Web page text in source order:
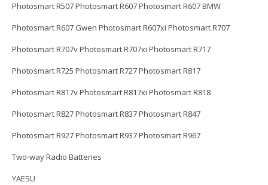
Photosmart R507 Photosmart R607 Photosmart R607 BMW
Photosmart R607 Gwen Photosmart R607xi Photosmart R707
Photosmart R707v Photosmart R707xi Photosmart R717
Photosmart R725 Photosmart R727 Photosmart R817
Photosmart R817v Photosmart R817xi Photosmart R818
Photosmart R827 Photosmart R837 Photosmart R847
Photosmart R927 Photosmart R937 Photosmart R967
Two-way Radio Batteries
YAESU